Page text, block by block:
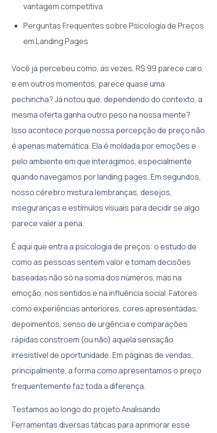
vantagem competitiva
Perguntas Frequentes sobre Psicologia de Preços
em Landing Pages
Você já percebeu como, às vezes, R$ 99 parece caro,
e em outros momentos, parece quase uma
pechincha? Já notou que, dependendo do contexto, a
mesma oferta ganha outro peso na nossa mente?
Isso acontece porque nossa percepção de preço não
é apenas matemática. Ela é moldada por emoções e
pelo ambiente em que interagimos, especialmente
quando navegamos por landing pages. Em segundos,
nosso cérebro mistura lembranças, desejos,
inseguranças e estímulos visuais para decidir se algo
parece valer a pena.
É aqui que entra a psicologia de preços: o estudo de
como as pessoas sentem valor e tomam decisões
baseadas não só na soma dos números, mas na
emoção, nos sentidos e na influência social. Fatores
como experiências anteriores, cores apresentadas,
depoimentos, senso de urgência e comparações
rápidas constroem (ou não) aquela sensação
irresistível de oportunidade. Em páginas de vendas,
principalmente, a forma como apresentamos o preço
frequentemente faz toda a diferença.
Testamos ao longo do projeto Analisando
Ferramentas diversas táticas para aprimorar esse